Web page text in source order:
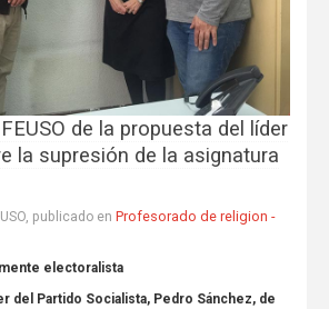
de la propuesta del líder
la supresión de la asignatura
publicado en Profesorado de religion -
electoralista
del Partido Socialista, Pedro Sánchez, de